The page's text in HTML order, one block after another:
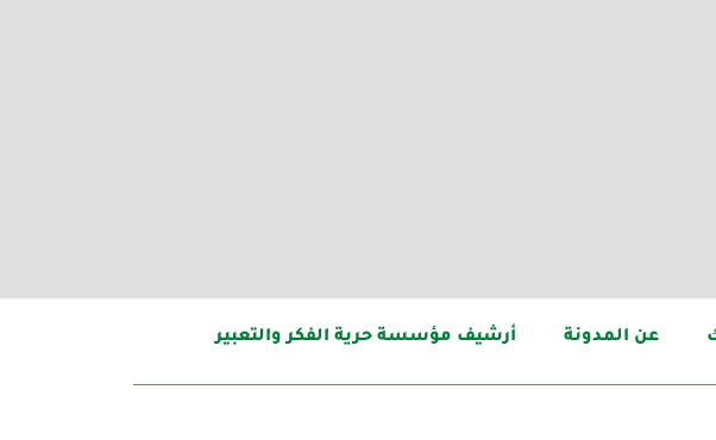
عن المدونة أرشيف مؤسسة حرية الفكر والتعبير